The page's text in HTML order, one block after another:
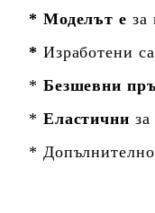
* Моделът е за
* Изработени
* Безшевни
* Еластични
* Допълнително